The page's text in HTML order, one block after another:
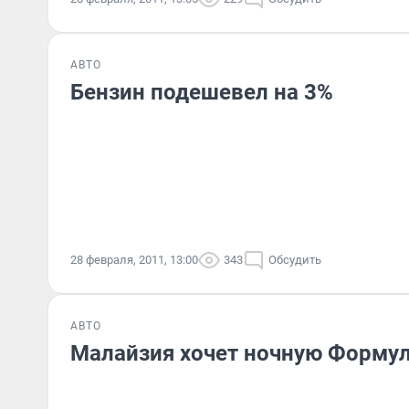
АВТО
Бензин подешевел на 3%
28 февраля, 2011, 13:00 343 Обсудить
АВТО
Малайзия хочет ночную